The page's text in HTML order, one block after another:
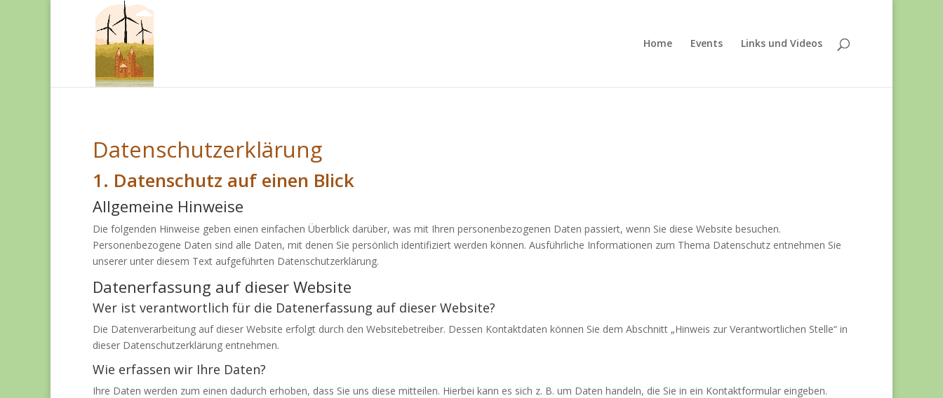
Home Events Links und Videos
Datenschutz­erklärung
1. Datenschutz auf einen Blick
Allgemeine Hinweise
Die folgenden Hinweise geben einen einfachen Überblick darüber, was mit Ihren personenbezogenen Daten passiert, wenn Sie diese Website besuchen.
Personenbezogene Daten sind alle Daten, mit denen Sie persönlich identifiziert werden können. Ausführliche Informationen zum Thema Datenschutz entnehmen Sie
unserer unter diesem Text aufgeführten Datenschutzerklärung.
Datenerfassung auf dieser Website
Wer ist verantwortlich für die Datenerfassung auf dieser Website?
Die Datenverarbeitung auf dieser Website erfolgt durch den Websitebetreiber. Dessen Kontaktdaten können Sie dem Abschnitt „Hinweis zur Verantwortlichen Stelle“ in
dieser Datenschutzerklärung entnehmen.
Wie erfassen wir Ihre Daten?
Ihre Daten werden zum einen dadurch erhoben, dass Sie uns diese mitteilen. Hierbei kann es sich z. B. um Daten handeln, die Sie in ein Kontaktformular eingeben.